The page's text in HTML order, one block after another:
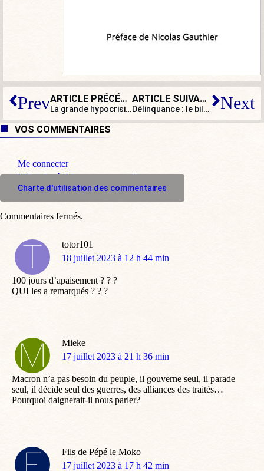
Prev ARTICLE PRÉCÉDENT
La grande hypocrisie de la mixité sociale à l’école
ARTICLE SUIVANT
Délinquance : le bilan de Darmanin est le pire de toute l’UE, selon Eurostat Next
VOS COMMENTAIRES
Me connecter
M'inscrire à l'espace commentaire
Charte d'utilisation des commentaires
totor101
dit
18 juillet 2023 à 12 h 44 min
100 jours d’apaisement ? ? ?
QUI les a remarqués ? ? ?
Mieke
dit
17 juillet 2023 à 21 h 36 min
Macron n’a pas besoin du peuple, il gouverne seul, il parade
seul, il décide seul des guerres, des alliances des traités…
Pourquoi daignerait-il nous parler?
Fils de Pépé le Moko
dit
17 juillet 2023 à 17 h 42 min
Commentaires fermés.